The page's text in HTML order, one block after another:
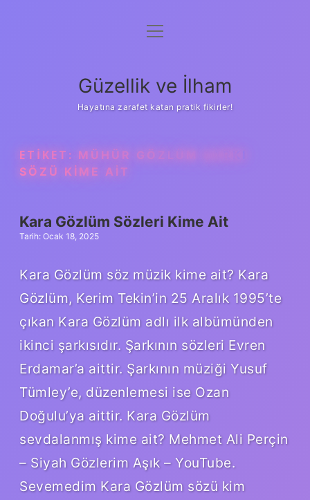
Anasayfa
Yasal Uyarı
menüyü
Güzellik ve İlham
Hayatına zarafet katan pratik fikirler!
ETIKET: MÜHÜR GÖZLÜM ŞARKI
SÖZÜ KIME AIT
Kara Gözlüm Sözleri Kime Ait
Tarih: Ocak 18, 2025
Kara Gözlüm söz müzik kime ait? Kara
Gözlüm, Kerim Tekin’in 25 Aralık 1995’te
çıkan Kara Gözlüm adlı ilk albümünden
ikinci şarkısıdır. Şarkının sözleri Evren
Erdamar’a aittir. Şarkının müziği Yusuf
Tümley’e, düzenlemesi ise Ozan
Doğulu’ya aittir. Kara Gözlüm
sevdalanmış kime ait? Mehmet Ali Perçin
– Siyah Gözlerim Aşık – YouTube.
Sevemedim Kara Gözlüm sözü kim